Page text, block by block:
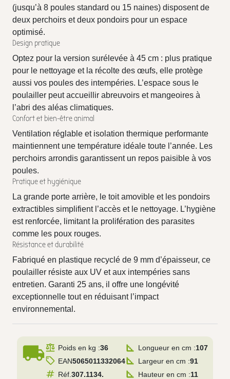
(jusqu’à 8 poules standard ou 15 naines) disposent de
deux perchoirs et deux pondoirs pour un espace
optimisé.
Design pratique
Optez pour la version surélevée à 45 cm : plus pratique
pour le nettoyage et la récolte des œufs, elle protège
aussi vos poules des intempéries. L’espace sous le
poulailler peut accueillir abreuvoirs et mangeoires à
l’abri des aléas climatiques.
Confort et bien-être animal
Ventilation réglable et isolation thermique performante
maintiennent une température idéale toute l’année. Les
perchoirs arrondis garantissent un repos paisible à vos
poules.
Pratique et hygiénique
La grande porte arrière, le toit amovible et les pondoirs
extractibles simplifient l’accès et le nettoyage. L’hygiène
est renforcée, limitant la prolifération des parasites
comme les poux rouges.
Résistance et durabilité
Fabriqué en plastique recyclé de 9 mm d’épaisseur, ce
poulailler résiste aux UV et aux intempéries sans
entretien. Garanti 25 ans, il offre une longévité
exceptionnelle tout en réduisant l’impact
environnemental.
local_shipping Poids en kg :36
EAN5065011332064
Réf. 307.1134.
Longueur en cm :107
Largeur en cm :91
Hauteur en cm :11